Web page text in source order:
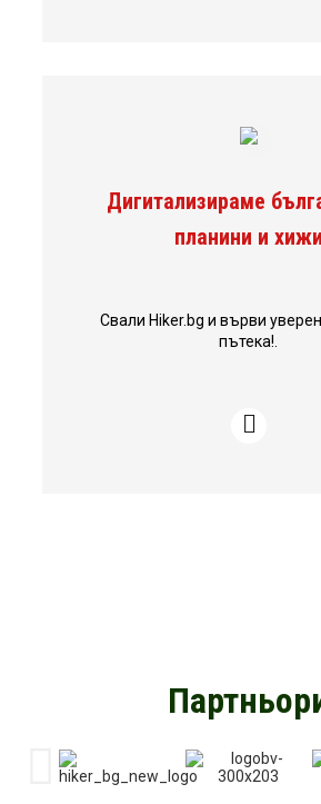
Дигитализираме
планини и хижи
Свали Hiker.bg и върви
пътека!.